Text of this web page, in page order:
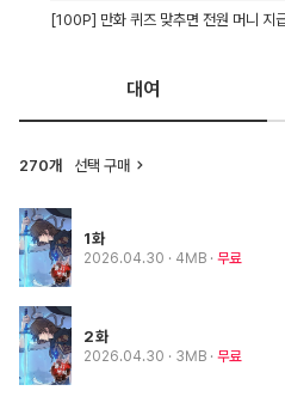
[100P] 만화 퀴즈 맞추면 전원 머니 지
대여
270개 선택 구매
1화
2026.04.30 · 4MB 무료
2화
2026.04.30 · 3MB 무료